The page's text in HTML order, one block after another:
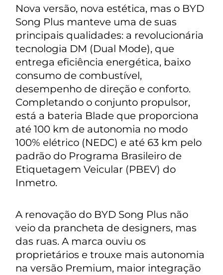
Nova versão, nova estética, mas o BYD
Song Plus manteve uma de suas
principais qualidades: a revolucionária
tecnologia DM (Dual Mode), que
entrega eficiência energética, baixo
consumo de combustível,
desempenho de direção e conforto.
Completando o conjunto propulsor,
está a bateria Blade que proporciona
até 100 km de autonomia no modo
100% elétrico (NEDC) e até 63 km pelo
padrão do Programa Brasileiro de
Etiquetagem Veicular (PBEV) do
Inmetro.
A renovação do BYD Song Plus não
veio da prancheta de designers, mas
das ruas. A marca ouviu os
proprietários e trouxe mais autonomia
na versão Premium, maior integração